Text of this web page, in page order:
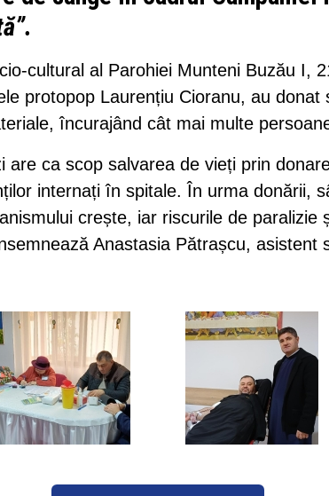
cultural al Parohiei Munteni Buzău I,
protopop Laurențiu Cioranu, au
încurajând cât mai multe
are ca scop salvarea de vieți prin
internați în spitale. În urma donării,
crește, iar riscurile de paralizie
Anastasia Pătrașcu, asistent